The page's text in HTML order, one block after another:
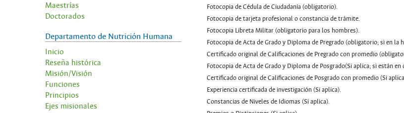
Maestrías
Doctorados
Departamento de Nutrición Humana
Inicio
Reseña histórica
Misión/Visión
Funciones
Principios
Ejes misionales
Fotocopia de Cédula de Ciudadanía (obligatorio).
Fotocopia de tarjeta profesional o constancia de trámite.
Fotocopia Libreta Militar (obligatorio para los hombres).
Fotocopia de Acta de Grado y Diploma de Pregrado (obligatorio; si en
Certificado original de Calificaciones de Pregrado con promedio
Fotocopia de Acta de Grado y Diploma de Posgrado(Si aplica; si están
Certificado original de Calificaciones de Posgrado con promedio (Si
Experiencia certificada de investigación (Si aplica).
Constancias de Niveles de Idiomas (Si aplica).